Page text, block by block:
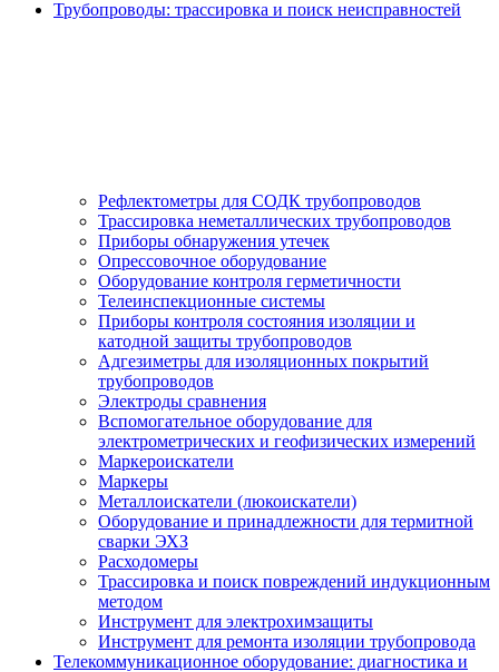
Трубопроводы: трассировка и поиск неисправностей
Рефлектометры для СОДК трубопроводов
Трассировка неметаллических трубопроводов
Приборы обнаружения утечек
Опрессовочное оборудование
Оборудование контроля герметичности
Телеинспекционные системы
Приборы контроля состояния изоляции и
катодной защиты трубопроводов
Адгезиметры для изоляционных покрытий
трубопроводов
Электроды сравнения
Вспомогательное оборудование для
электрометрических и геофизических измерений
Маркероискатели
Маркеры
Металлоискатели (люкоискатели)
Оборудование и принадлежности для термитной
сварки ЭХЗ
Расходомеры
Трассировка и поиск повреждений индукционным
методом
Инструмент для электрохимзащиты
Инструмент для ремонта изоляции трубопровода
Телекоммуникационное оборудование: диагностика и